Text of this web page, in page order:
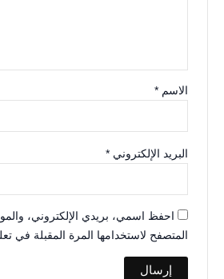
الاسم*
البريد الإلكتروني*
احفظ اسمي، بريدي الإلكتروني،
المتصفح لاستخدامها المرة المقبلة في